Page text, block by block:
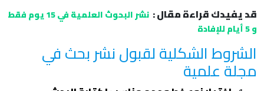
قد يفيدك قراءة مقال :
نشر البحوث العلمية في 15 يوم فقط
و 5 أيام للإفادة
الشروط الشكلية لقبول نشر بحث في
مجلة علمية